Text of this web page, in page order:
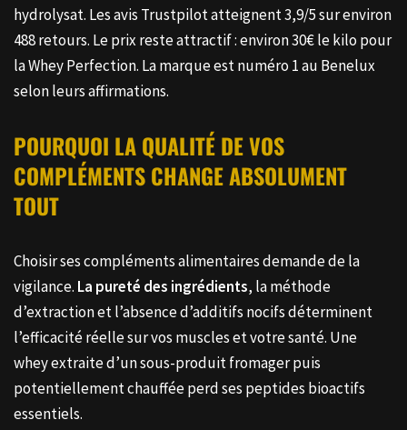
hydrolysat. Les avis Trustpilot atteignent 3,9/5 sur environ
488 retours. Le prix reste attractif : environ 30€ le kilo pour
la Whey Perfection. La marque est numéro 1 au Benelux
selon leurs affirmations.
POURQUOI LA QUALITÉ DE VOS
COMPLÉMENTS CHANGE ABSOLUMENT
TOUT
Choisir ses compléments alimentaires demande de la
vigilance. La pureté des ingrédients, la méthode
d’extraction et l’absence d’additifs nocifs déterminent
l’efficacité réelle sur vos muscles et votre santé. Une
whey extraite d’un sous-produit fromager puis
potentiellement chauffée perd ses peptides bioactifs
essentiels.